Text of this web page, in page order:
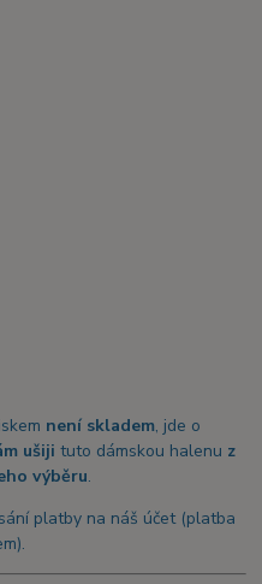
není skladem, jde o
ušijituto dámskou halenu z
výběru.
platby na náš účet (platba